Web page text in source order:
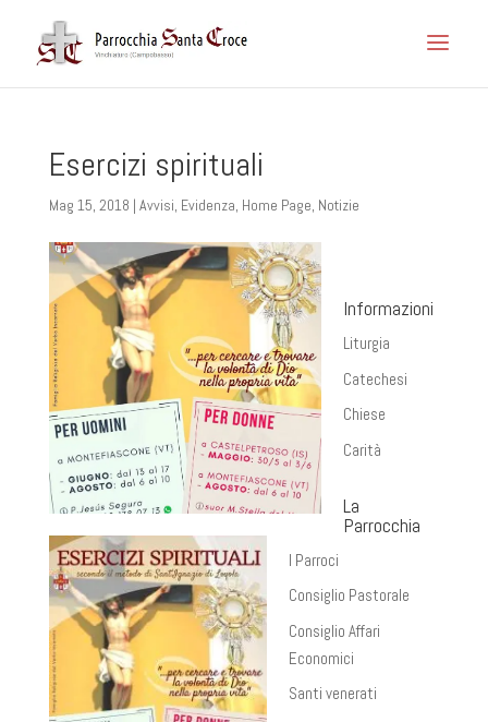
Esercizi spirituali
Mag 15, 2018 | Avvisi, Evidenza, Home Page, Notizie
Informazioni
Liturgia
Catechesi
Chiese
Carità
La
Parrocchia
I Parroci
Consiglio Pastorale
Consiglio Affari
Economici
Santi venerati